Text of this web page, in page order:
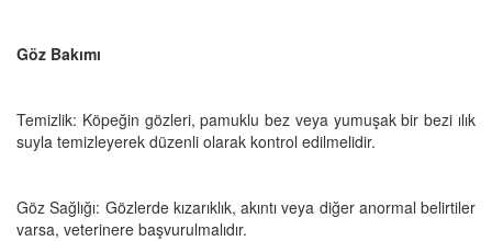
Göz Bakımı
Temizlik: Köpeğin gözleri, pamuklu bez veya yumuşak bir bezi ılık
suyla temizleyerek düzenli olarak kontrol edilmelidir.
Göz Sağlığı: Gözlerde kızarıklık, akıntı veya diğer anormal belirtiler
varsa, veterinere başvurulmalıdır.